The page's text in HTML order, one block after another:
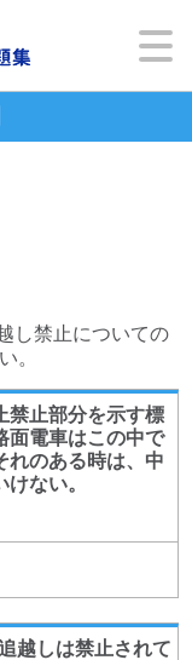
し禁止についての
。
禁止部分を示す標
面電車はこの中で
れのある時は、中
ない。
越しは禁止されて